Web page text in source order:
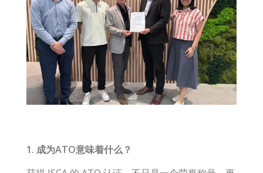
1. 成为ATO意味着什么？